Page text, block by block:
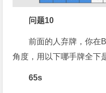
问题10
前面的人弃牌，你在
角度，用以下哪手牌全下
65s